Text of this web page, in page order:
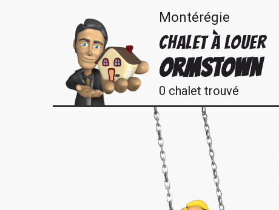
Montérégie
CHALET À LOUER
ORMSTOWN
0 chalet trouvé